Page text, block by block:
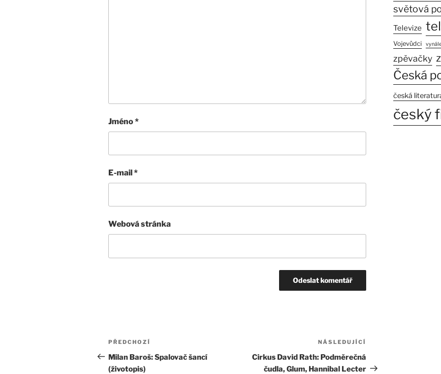
Jméno*
E-mail*
Webová stránka
Navigace
pro
Předchozí
příspěvek
PŘEDCHOZÍ
Milan Baroš: Spalovač šancí
(životopis)
NÁSLEDUJÍCÍ
Cirkus David Rath: Podměrečná
čudla, Glum, Hannibal Lecter
světová
Televize
Vojevůdci
zpěvačky
Česká
česká
český